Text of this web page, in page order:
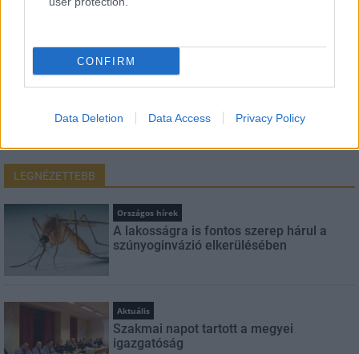
CONFIRM
Data Deletion Data Access Privacy Policy
E-mail cím
Feliratkozom a hírlevélre és elfogadom az
szabályzatot!
LEGNÉZETTEBB
Országos hírek
A lakosságra is fontos szerep hárul a
szúnyoginvázió elkerülésében
Aktuális
Szakmai napot tartott a megyei
igazgatóság